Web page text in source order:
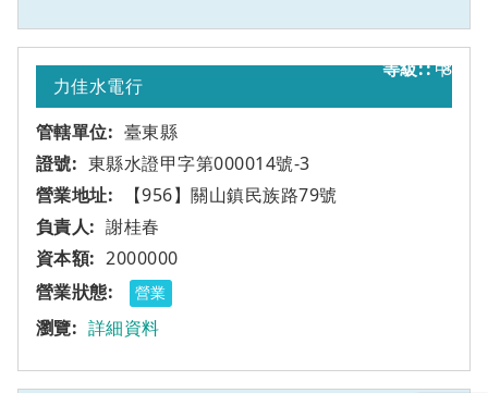
8
力佳水電行
臺東縣
東縣水證甲字第000014號-3
【956】關山鎮民族路79號
甲
謝桂春
2000000
營業
詳細資料